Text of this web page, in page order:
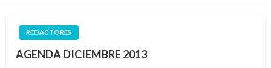
REDACTORES
AGENDA DICIEMBRE 2013